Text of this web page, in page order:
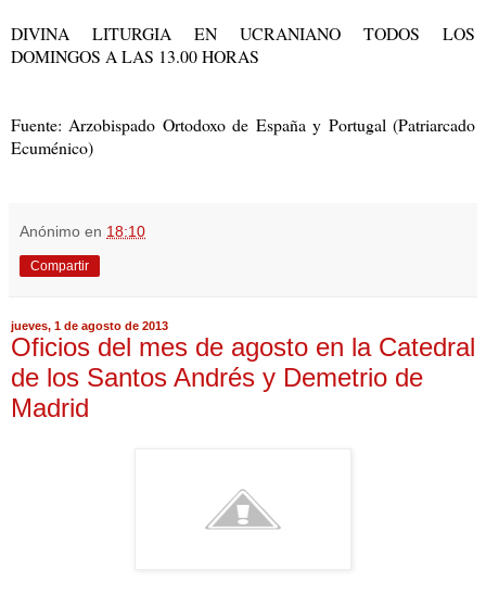
DIVINA LITURGIA EN UCRANIANO TODOS LOS
DOMINGOS A LAS 13.00 HORAS
Fuente: Arzobispado Ortodoxo de España y Portugal (Patriarcado
Ecuménico)
Anónimo en 18:10
Compartir
jueves, 1 de agosto de 2013
Oficios del mes de agosto en la Catedral
de los Santos Andrés y Demetrio de
Madrid